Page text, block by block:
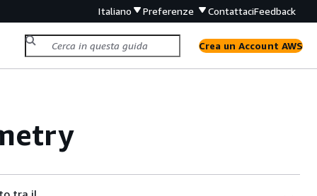
Italiano Preferenze ContattaciFeedback
Crea un Account AWS